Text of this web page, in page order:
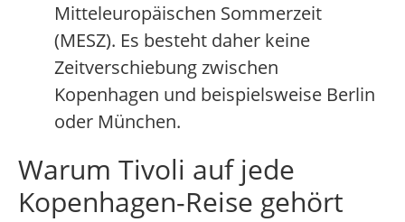
Mitteleuropäischen Sommerzeit
(MESZ). Es besteht daher keine
Zeitverschiebung zwischen
Kopenhagen und beispielsweise Berlin
oder München.
Warum Tivoli auf jede
Kopenhagen-Reise gehört